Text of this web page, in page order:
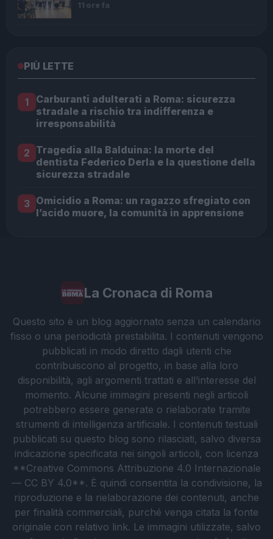
11 ore fa
PIÙ LETTE
1
Carburanti adulterati a Roma: sicurezza
stradale a rischio tra indifferenza e
irresponsabilità
2 Tragedia alla Balduina: la morte del
dentista Federico Derla e la questione della
sicurezza stradale
3 Omicidio a Roma: un ragazzo sfregiato con
l’acido muore, la comunità in apprensione
La Cronaca di Roma
Questo sito è un blog aggiornato senza un calendario
fisso o una periodicità prestabilita. I contenuti vengono
pubblicati in modo diretto dagli utenti che
contribuiscono al progetto, in base alla loro
disponibilità, agli argomenti trattati e all’interesse del
momento. Alcune immagini presenti negli articoli
potrebbero essere generate o rielaborate tramite
strumenti di intelligenza artificiale. I contenuti testuali
pubblicati su questo blog sono rilasciati, salvo diversa
indicazione specificata nei singoli articoli, con licenza
**Creative Commons Attribuzione 4.0 Internazionale
— CC BY 4.0**. È quindi consentita la condivisione, la
riproduzione e la rielaborazione dei contenuti, anche
per finalità commerciali, purché venga citata la fonte
originale con relativo link. Le immagini utilizzate, salvo